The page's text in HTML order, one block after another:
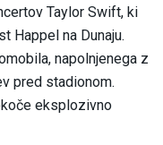
Taylor Swift, ki
Happel na Dunaju.
napolnjenega z
pred stadionom.
eksplozivno